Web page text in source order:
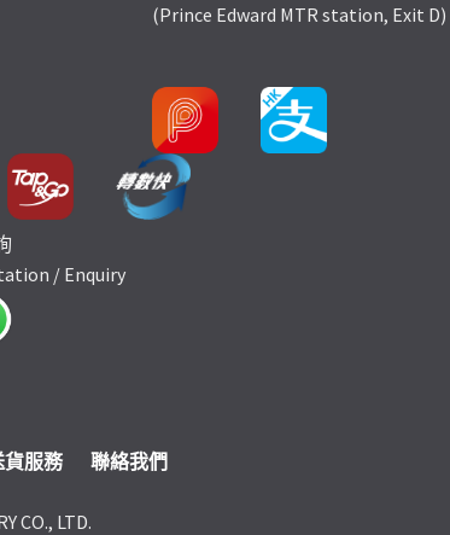
(Prince Edward MTR station, Exit D)
/ Enquiry
貨服務 聯絡我們
CO., LTD.